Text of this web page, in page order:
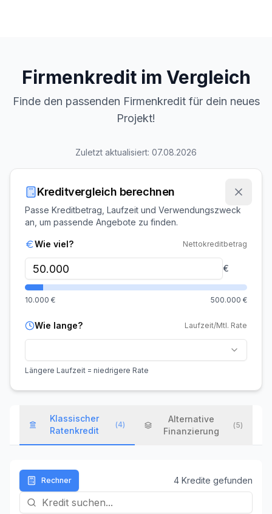
Firmenkredit im Vergleich
Finde den passenden Firmenkredit für dein neues
Projekt!
Zuletzt aktualisiert: 07.08.2026
Kreditvergleich berechnen
Passe Kreditbetrag, Laufzeit und Verwendungszweck
an, um passende Angebote zu finden.
Wie viel? Nettokreditbetrag
€
10.000 € 500.000 €
Wie lange? Laufzeit/Mtl. Rate
Längere Laufzeit = niedrigere Rate
Klassischer
Ratenkredit
(4)
Alternative
Finanzierung
(5)
Rechner 4 Kredite gefunden